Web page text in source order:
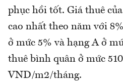
phục hồi tốt. Giá thuê
cao nhất theo năm với
ở mức 5% và hạng A ở
thuê bình quân ở mức
VND/m2/tháng.